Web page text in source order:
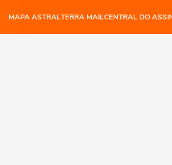
MAPA ASTRALTERRA MAILCENTRAL DO